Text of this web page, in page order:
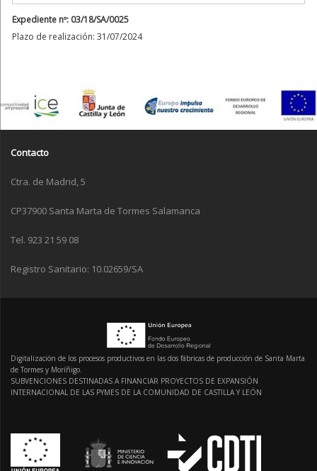
Expediente nº: 03/18/SA/0025
Plazo de realización: 31/07/2024
Contacto
Ctra. de Madrid, 5
CP37900 Santa Marta de Tormes Salamanca
Tel. 923 21 59 08
Registro Sanitario: 10.02659/SA
Digitalización de los procesos productivos en las dos fábricas de producción de Santa Marta
de Tormes y Moríñigo.
SUBVENCIONES DESTINADAS A FINANCIAR PROYECTOS DE EXPANSIÓN
INTERNACIONAL DE LAS PYMES DE LA COMUNIDAD DE CASTILLA Y LEÓN